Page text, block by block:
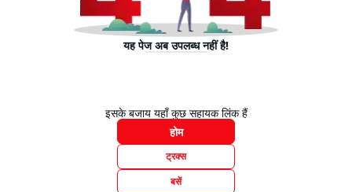
यह पेज अब उपलब्ध नहीं है!
इसके बजाय यहाँ कुछ सहायक लिंक हैं
होम
ट्रक्स
बसें